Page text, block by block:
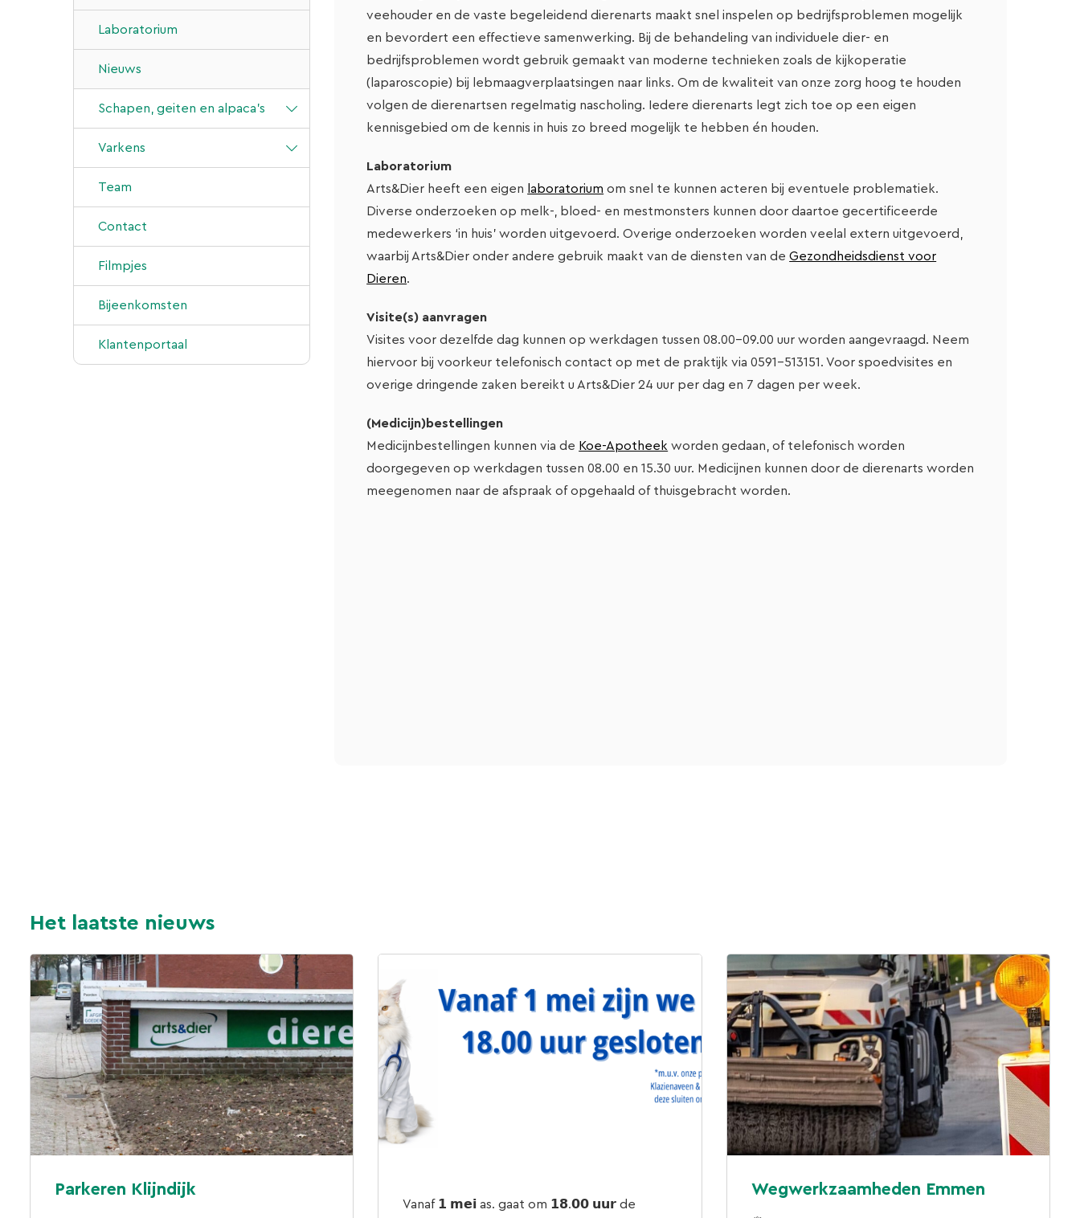
Laboratorium
Nieuws
Schapen, geiten en alpaca’s
Advies en begeleiding
Behandeling
Laboratorium
Nieuws
Varkens
Advies en begeleiding
Behandeling
Laboratorium
Team
Contact
Filmpjes
Bijeenkomsten
Klantenportaal
veehouder en de vaste begeleidend dierenarts maakt snel inspelen op bedrijfsproblemen mogelijk
en bevordert een effectieve samenwerking. Bij de behandeling van individuele dier- en
bedrijfsproblemen wordt gebruik gemaakt van moderne technieken zoals de kijkoperatie
(laparoscopie) bij lebmaagverplaatsingen naar links. Om de kwaliteit van onze zorg hoog te houden
volgen de dierenartsen regelmatig nascholing. Iedere dierenarts legt zich toe op een eigen
kennisgebied om de kennis in huis zo breed mogelijk te hebben én houden.
Laboratorium
Arts&Dier heeft een eigen laboratorium om snel te kunnen acteren bij eventuele problematiek.
Diverse onderzoeken op melk-, bloed- en mestmonsters kunnen door daartoe gecertificeerde
medewerkers ‘in huis’ worden uitgevoerd. Overige onderzoeken worden veelal extern uitgevoerd,
waarbij Arts&Dier onder andere gebruik maakt van de diensten van deGezondheidsdienst voor
Dieren.
Visite(s) aanvragen
Visites voor dezelfde dag kunnen op werkdagen tussen 08.00-09.00 uur worden aangevraagd. Neem
hiervoor bij voorkeur telefonisch contact op met de praktijk via 0591-513151. Voor spoedvisites en
overige dringende zaken bereikt u Arts&Dier 24 uur per dag en 7 dagen per week.
(Medicijn)bestellingen
Medicijnbestellingen kunnen via de Koe-Apotheek worden gedaan, of telefonisch worden
doorgegeven op werkdagen tussen 08.00 en 15.30 uur. Medicijnen kunnen door de dierenarts worden
meegenomen naar de afspraak of opgehaald of thuisgebracht worden.
Het laatste nieuws
Parkeren Klijndijk
Vanaf 𝟭 𝗺𝗲𝗶 as. gaat om 𝟭𝟴.𝟬𝟬 𝘂𝘂𝗿 de
Wegwerkzaamheden Emmen